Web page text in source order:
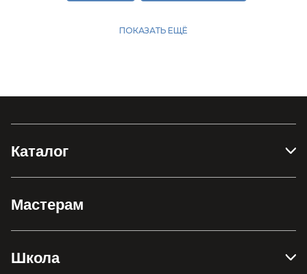
Каталог
Мастерам
Школа